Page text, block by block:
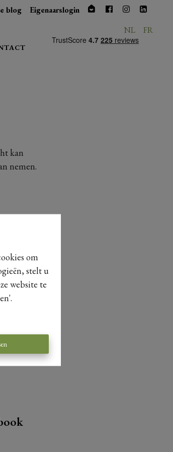
om
stelt u
website te
blog Eigenaarslogin
NL FR
kan
nemen.